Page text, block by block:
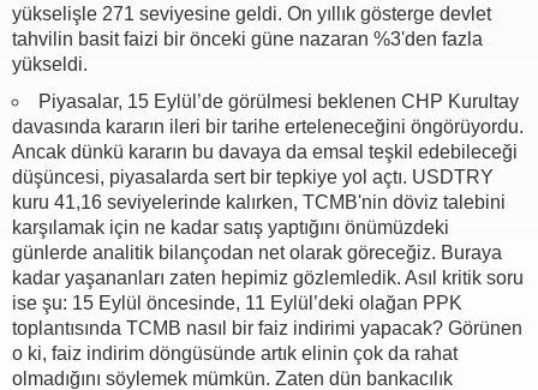
yükselişle 271 seviyesine geldi. On yıllık gösterge devlet
tahvilin basit faizi bir önceki güne nazaran %3'den fazla
yükseldi.
Piyasalar, 15 Eylül’de görülmesi beklenen CHP Kurultay
davasında kararın ileri bir tarihe erteleneceğini öngörüyordu.
Ancak dünkü kararın bu davaya da emsal teşkil edebileceği
düşüncesi, piyasalarda sert bir tepkiye yol açtı. USDTRY
kuru 41,16 seviyelerinde kalırken, TCMB'nin döviz talebini
karşılamak için ne kadar satış yaptığını önümüzdeki
günlerde analitik bilançodan net olarak göreceğiz. Buraya
kadar yaşananları zaten hepimiz gözlemledik. Asıl kritik soru
ise şu: 15 Eylül öncesinde, 11 Eylül’deki olağan PPK
toplantısında TCMB nasıl bir faiz indirimi yapacak? Görünen
o ki, faiz indirim döngüsünde artık elinin çok da rahat
olmadığını söylemek mümkün. Zaten dün bankacılık